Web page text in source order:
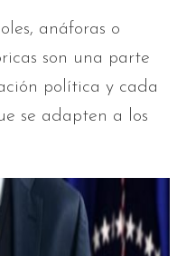
anáforas o
son una parte
política y cada
se adapten a los